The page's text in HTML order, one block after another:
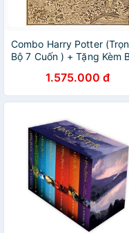
Combo Harry Potter (Trọn
Bộ 7 Cuốn ) + Tặng Kèm
1.575.000 đ